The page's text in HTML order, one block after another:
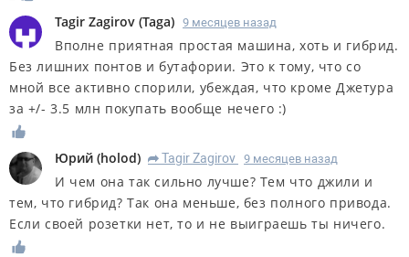
Tagir Zagirov (Taga) 9 месяцев назад
Вполне приятная простая машина, хоть и гибрид.
Без лишних понтов и бутафории. Это к тому, что со
мной все активно спорили, убеждая, что кроме Джетура
за +/- 3.5 млн покупать вообще нечего :)
Юрий (holod) R Tagir Zagirov 9 месяцев назад
И чем она так сильно лучше? Тем что джили и
тем, что гибрид? Так она меньше, без полного привода.
Если своей розетки нет, то и не выиграешь ты ничего.